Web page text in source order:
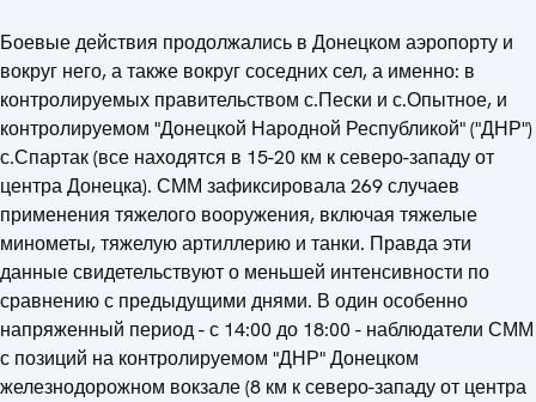
Боевые действия продолжались в Донецком аэропорту и
вокруг него, а также вокруг соседних сел, а именно: в
контролируемых правительством с.Пески и с.Опытное, и
контролируемом "Донецкой Народной Республикой" ("ДНР")
с.Спартак (все находятся в 15-20 км к северо-западу от
центра Донецка). СММ зафиксировала 269 случаев
применения тяжелого вооружения, включая тяжелые
минометы, тяжелую артиллерию и танки. Правда эти
данные свидетельствуют о меньшей интенсивности по
сравнению с предыдущими днями. В один особенно
напряженный период - с 14:00 до 18:00 - наблюдатели СММ
с позиций на контролируемом "ДНР" Донецком
железнодорожном вокзале (8 км к северо-западу от центра